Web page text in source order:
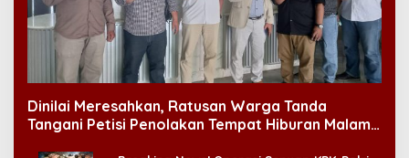
Pembangunan Infrastruktur: Sebuah
Pembacaan Berbeda
Impor Gula vs Penghuni Usus
Hikmah Ramadhan: Kamu Sudah